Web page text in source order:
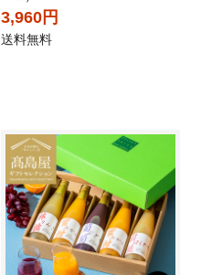
3,960円
送料無料